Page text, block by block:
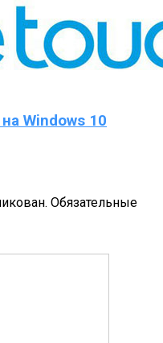
Windows 10
Обязательные